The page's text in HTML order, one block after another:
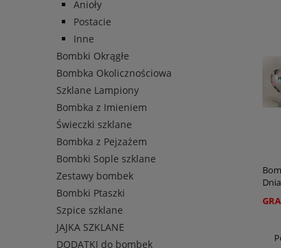
Anioły
Postacie
Inne
Bombki Okrągłe
Bombka Okolicznościowa
Szklane Lampiony
Bombka z Imieniem
Świeczki szklane
Bombka z Pejzażem
Bombki Sople szklane
Zestawy bombek
Bombki Ptaszki
Szpice szklane
JAJKA SZKLANE
DODATKI do bombek